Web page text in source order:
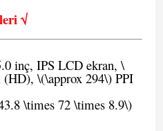
√
inç, IPS LCD ekran, \
\(\approx 294\) PPI
\times 72 \times 8.9\)